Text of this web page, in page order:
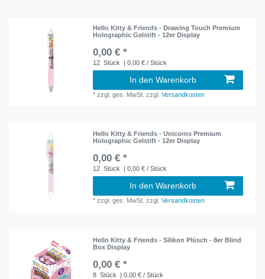
Hello Kitty & Friends - Drawing Touch Premium
Holographic Gelstift - 12er Display
0,00 € *
12 Stück | 0,00 € / Stück
In den Warenkorb
*zzgl. ges. MwSt. zzgl.Versandkosten
Hello Kitty & Friends - Unicorns Premium
Holographic Gelstift - 12er Display
0,00 € *
12 Stück | 0,00 € / Stück
In den Warenkorb
*zzgl. ges. MwSt. zzgl.Versandkosten
Hello Kitty & Friends - Silikon Plüsch - 8er Blind
Box Display
0,00 € *
8 Stück | 0,00 € / Stück